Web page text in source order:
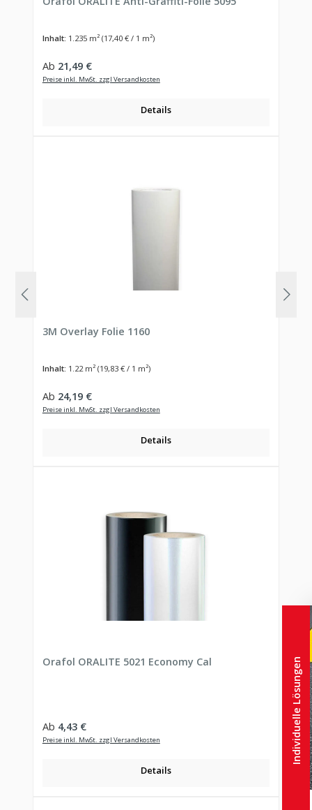
Inhalt: 1.235 m² (17,40 € / 1 m²)
Regulärer Preis:
Ab 21,49 €
Preise inkl. MwSt. zzgl Versandkosten
Details
3M Overlay Folie 1160
Inhalt: 1.22 m² (19,83 € / 1 m²)
Regulärer Preis:
Ab 24,19 €
Preise inkl. MwSt. zzgl Versandkosten
Details
Orafol ORALITE 5021 Economy Cal
Regulärer Preis:
Ab 4,43 €
Preise inkl. MwSt. zzgl Versandkosten
Details
Individuelle Lösungen